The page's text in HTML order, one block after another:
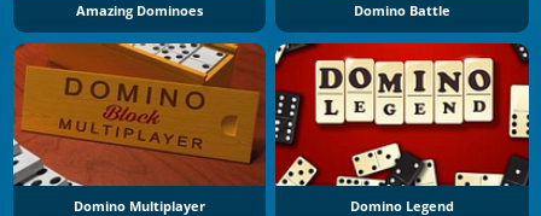
Amazing Dominoes Domino Battle
Domino Multiplayer Domino Legend